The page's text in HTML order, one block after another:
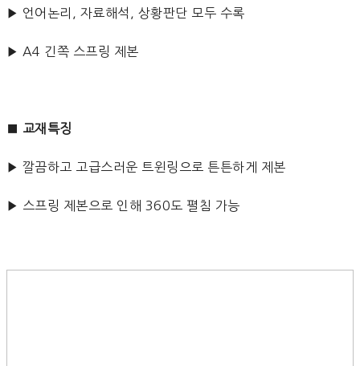
▶ 언어논리, 자료해석, 상황판단 모두 수록
▶ A4 긴쪽 스프링 제본
■ 교재특징
▶ 깔끔하고 고급스러운 트윈링으로 튼튼하게 제본
▶ 스프링 제본으로 인해 360도 펼침 가능